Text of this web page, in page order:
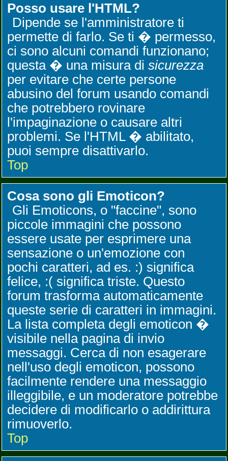
Posso usare l'HTML?
Dipende se l'amministratore ti
permette di farlo. Se ti � permesso,
ci sono alcuni comandi funzionano;
questa � una misura di sicurezza
per evitare che certe persone
abusino del forum usando comandi
che potrebbero rovinare
l'impaginazione o causare altri
problemi. Se l'HTML � abilitato,
puoi sempre disattivarlo.
Top
Cosa sono gli Emoticon?
Gli Emoticons, o "faccine", sono
piccole immagini che possono
essere usate per esprimere una
sensazione o un'emozione con
pochi caratteri, ad es. :) significa
felice, :( significa triste. Questo
forum trasforma automaticamente
queste serie di caratteri in immagini.
La lista completa degli emoticon �
visibile nella pagina di invio
messaggi. Cerca di non esagerare
nell'uso degli emoticon, possono
facilmente rendere una messaggio
illeggibile, e un moderatore potrebbe
decidere di modificarlo o addirittura
rimuoverlo.
Top